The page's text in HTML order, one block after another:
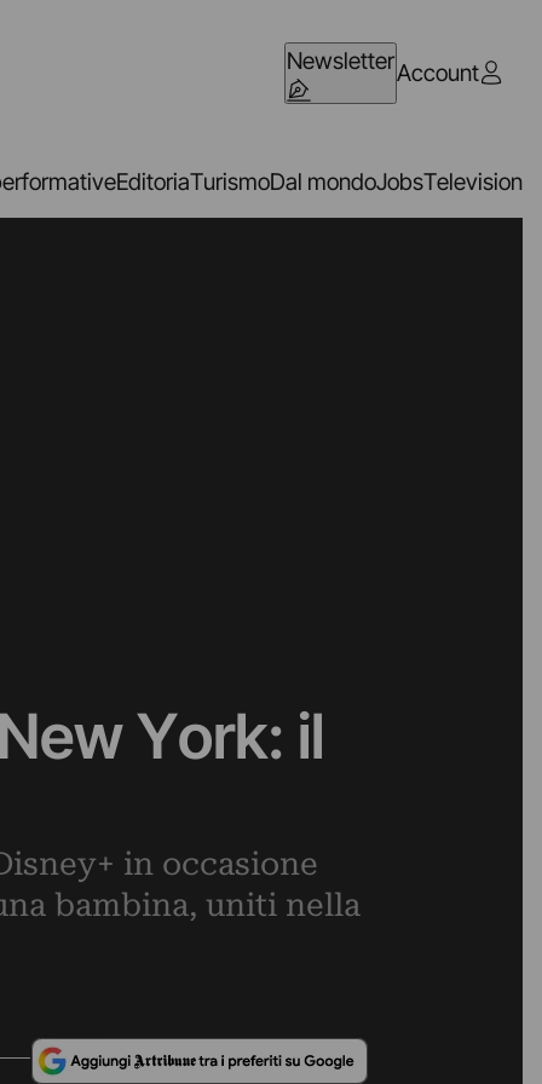
NewsletterAccount
EditoriaTurismoDal mondoJobsTelevision
York: il
in occasione
bambina, uniti nella